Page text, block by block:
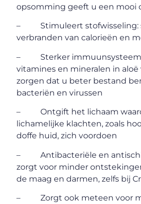
opsomming geeft u een mooi
– Stimuleert stofwisseling:
verbranden van calorieën en
– Sterker immuunsysteem:
vitamines en mineralen in aloë
zorgen dat u beter bestand
bacteriën en virussen
– Ontgift het lichaam
lichamelijke klachten, zoals
doffe huid, zich voordoen
– Antibacteriële en
zorgt voor minder
de maag en darmen, zelfs bij
– Zorgt ook meteen voor